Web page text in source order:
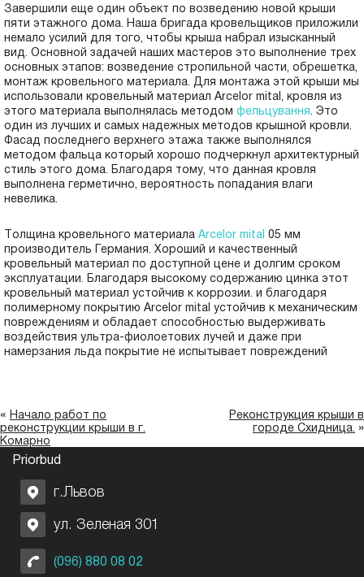
Завершили еще один объект по возведению новой крыши
пяти этажного дома. Наша бригада кровельщиков приложили
немало усилий для того, чтобы крыша набрал изысканный
вид. Основной задачей наших мастеров это выполнение трех
основных этапов: возведение стропильной части, обрешетка,
монтаж кровельного материала. Для монтажа этой крыши мы
использовали кровельный материал Arcelor mital, кровля из
этого материала выполнялась методом фельцування . Это
один из лучших и самых надежных методов крышной кровли.
Фасад последнего верхнего этажа также выполнялся
методом фальца который хорошо подчеркнул архитектурный
стиль этого дома. Благодаря тому, что данная кровля
выполнена герметично, вероятность попадания влаги
невелика.
Толщина кровельного материала Arcelor mital 05 мм
производитель Германия. Хороший и качественный
кровельный материал по доступной цене и долгим сроком
эксплуатации. Благодаря высокому содержанию цинка этот
кровельный материал устойчив к коррозии. и благодаря
полимерному покрытию Arcelor mital устойчив к механическим
повреждениям и обладает способностью выдерживать
воздействия ультра-фиолоетових лучей и даже при
намерзания льда покрытие не испытывает повреждений
« Начало работ по
реконструкции крыши в г.
Комарно
Реконструкция крыши в
городе Схидница. »
Priorbud
г.Львов
ул. Зеленая 301
(096) 880 08 02